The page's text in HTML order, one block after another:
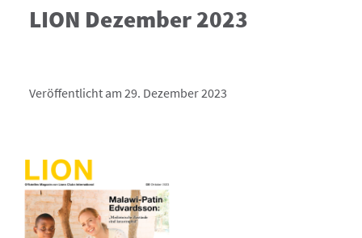
LION Dezember 2023
Veröffentlicht am 29. Dezember 2023